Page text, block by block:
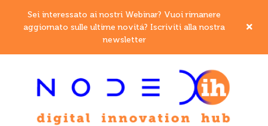
Sei interessato ai nostri Webinar? Vuoi rimanere
aggiornato sulle ultime novitá? Iscriviti alla nostra
newsletter